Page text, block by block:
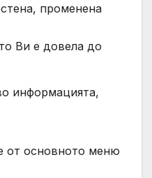
променена
Ви е довела до
информацията,
от основното меню